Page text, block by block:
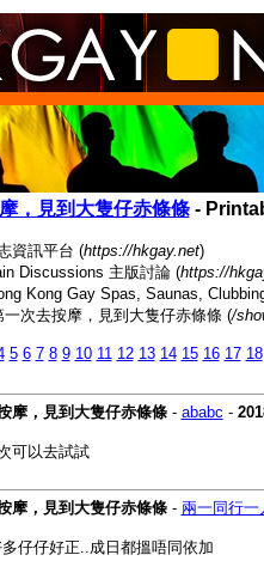
，見到大隻仔赤條條-
資訊平台 (https://hkgay.net)
Discussions 主版討論 (https://
Kong Gay Spas, Saunas,
一次去按摩，見到大隻仔赤條條 (/
5 6 7 8 9 10 11 12 13 14 15 16 17 18
摩，見到大隻仔赤條條- ababc -
可以去試試
摩，見到大隻仔赤條條- 兩一同行一
仔仔好正..成日都搵唔同依加